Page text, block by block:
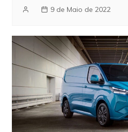
9 de Maio de 2022